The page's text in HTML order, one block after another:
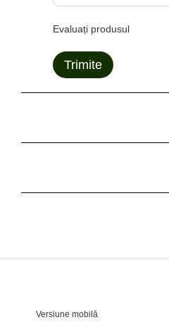
Evaluați produsul
Trimite
Versiune mobilă